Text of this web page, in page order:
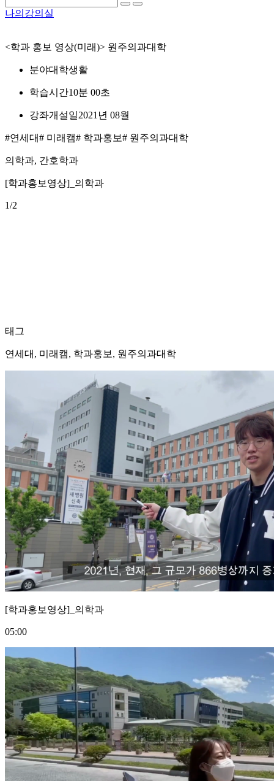
나의강의실
<학과 홍보 영상(미래)> 원주의과대학
분야대학생활
학습시간10분 00초
강좌개설일2021년 08월
#연세대# 미래캠# 학과홍보# 원주의과대학
의학과, 간호학과
[학과홍보영상]_의학과
1/2
태그
연세대, 미래캠, 학과홍보, 원주의과대학
[학과홍보영상]_의학과
05:00